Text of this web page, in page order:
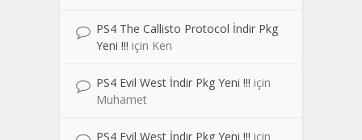
PS4 The Callisto Protocol İndir Pkg
Yeni !!! için Ken
PS4 Evil West İndir Pkg Yeni !!! için
Muhamet
PS4 Evil West İndir Pkg Yeni !!! için